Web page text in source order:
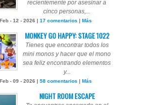
recientemente por asesinar a
cinco personas,...
Feb - 12 - 2026 | 17 comentarios Más
MONKEY GO HAPPY: STAGE 1022
Tienes que encontrar todos los
mini monos y hacer que el mono
sea feliz encontrando elementos
y...
Feb - 09 - 2026 | 58 comentarios Más
NIGHT ROOM ESCAPE